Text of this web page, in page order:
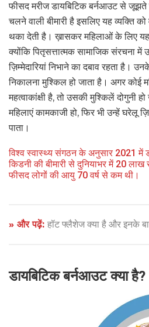
फीसद मरीज डायबिटिक बर्नआउट से
चलने वाली बीमारी है इसलिए यह व्यक्ति
थका देती है। ख़ासकर महिलाओं के लिए यह
क्योंकि पितृसत्तात्मक सामाजिक संरचना में
ज़िम्मेदारियां निभाने का दबाव रहता है।
निकालना मुश्किल हो जाता है। अगर कोई
महत्वाकांक्षी है, तो उसकी मुश्किलें
महिलाएं कामकाजी हो, फिर भी उन्हें घरेलू
पाता।
विश्व स्वास्थ्य संगठन के अनुसार 2021 में
किडनी की बीमारी से दुनियाभर में 20
फीसद लोगों की आयु 70 वर्ष से कम थी।
» और पढ़ें: हॉट फ्लैशेज क्या है और इनके
डायबिटिक बर्नआउट क्या है?